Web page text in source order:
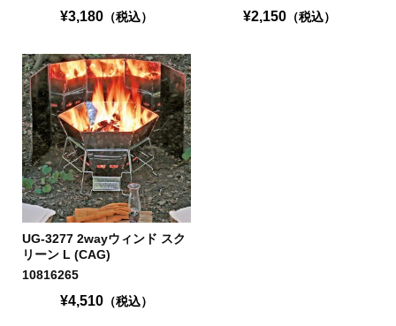
¥3,180 （税込） ¥2,150（税込）
UG-3277 2wayウィンド スク
リーン L (CAG)
10816265
¥4,510 （税込）